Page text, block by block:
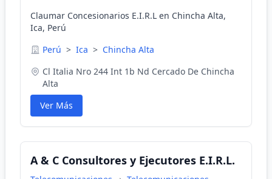
Claumar Concesionarios E.I.R.L en Chincha Alta,
Ica, Perú
Perú > Ica > Chincha Alta
Cl Italia Nro 244 Int 1b Nd Cercado De Chincha
Alta
Ver Más
A & C Consultores y Ejecutores E.I.R.L.